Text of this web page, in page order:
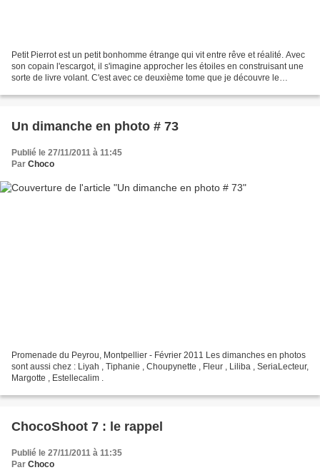
Petit Pierrot est un petit bonhomme étrange qui vit entre rêve et réalité. Avec
son copain l'escargot, il s'imagine approcher les étoiles en construisant une
sorte de livre volant. C'est avec ce deuxième tome que je découvre le
Un dimanche en photo # 73
Publié le 27/11/2011 à 11:45
Par Choco
Promenade du Peyrou, Montpellier - Février 2011 Les dimanches en photos
sont aussi chez : Liyah , Tiphanie , Choupynette , Fleur , Liliba , SeriaLecteur,
Margotte , Estellecalim .
ChocoShoot 7 : le rappel
Publié le 27/11/2011 à 11:35
Par Choco